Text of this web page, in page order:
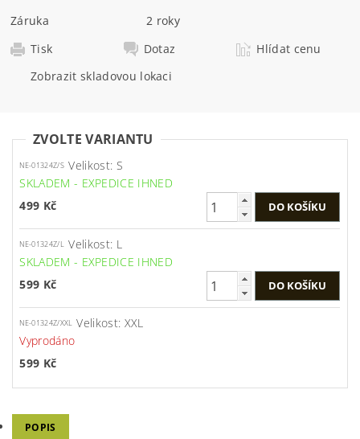
Záruka
2 roky
Tisk
Dotaz
Hlídat cenu
Zobrazit skladovou lokaci
ZVOLTE VARIANTU
NE-01324Z/S Velikost: S
SKLADEM - EXPEDICE IHNED
499 Kč
NE-01324Z/L Velikost: L
SKLADEM - EXPEDICE IHNED
599 Kč
NE-01324Z/XXL Velikost: XXL
Vyprodáno
599 Kč
POPIS